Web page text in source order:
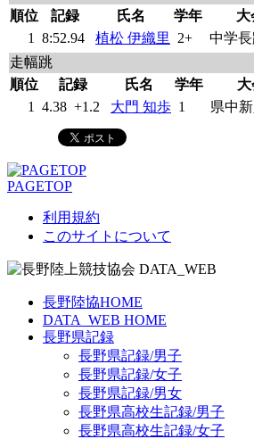
順位
記録 氏名 学年 大
1
8:52.94 植松 伊織里 2+ 中学
走幅跳
順位
記録 氏名 学年 大
1
4.38 +1.2 大門 知歩 1 県中
PAGETOP
利用規約
このサイトについて
長野陸協HOME
DATA_WEB HOME
長野県記録
長野県記録/男子
長野県記録/女子
長野県記録/男女
長野県高校生記録/男子
長野県高校生記録/女子